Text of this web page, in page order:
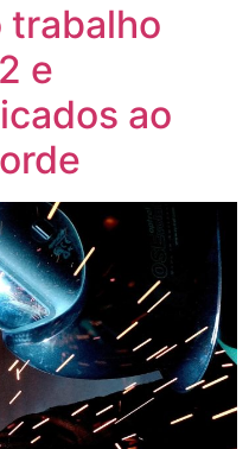
trabalho
e
ao